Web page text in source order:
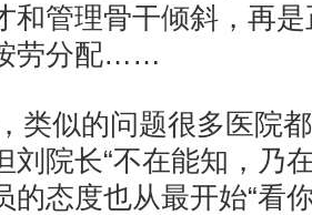
和管理骨干倾斜，再
劳分配……
类似的问题很多医院
刘院长“不在能知，乃
的态度也从最开始“看